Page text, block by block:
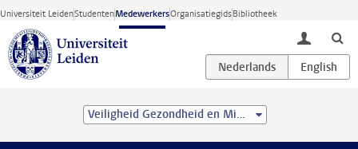
Ga direct naar de inhoud
Universiteit LeidenStudentenMedewerkersOrganisatiegidsBibliotheek
toggle
Veiligheid Gezondheid en Milieu